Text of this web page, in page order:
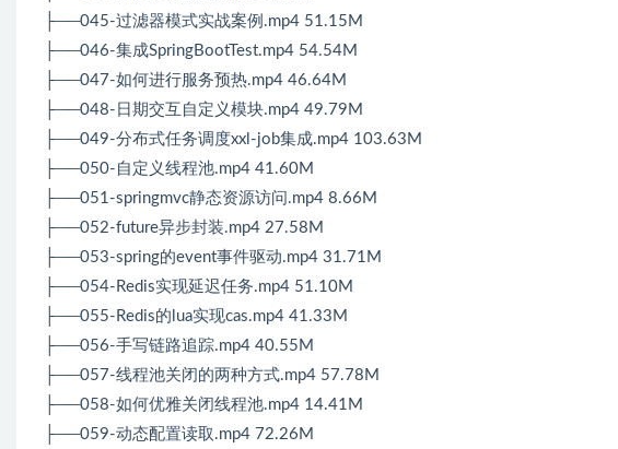
├──045-过滤器模式实战案例.mp4 51.15M
├──046-集成SpringBootTest.mp4 54.54M
├──047-如何进行服务预热.mp4 46.64M
├──048-日期交互自定义模块.mp4 49.79M
├──049-分布式任务调度xxl-job集成.mp4 103.63M
├──050-自定义线程池.mp4 41.60M
├──051-springmvc静态资源访问.mp4 8.66M
├──052-future异步封装.mp4 27.58M
├──053-spring的event事件驱动.mp4 31.71M
├──054-Redis实现延迟任务.mp4 51.10M
├──055-Redis的lua实现cas.mp4 41.33M
├──056-手写链路追踪.mp4 40.55M
├──057-线程池关闭的两种方式.mp4 57.78M
├──058-如何优雅关闭线程池.mp4 14.41M
├──059-动态配置读取.mp4 72.26M